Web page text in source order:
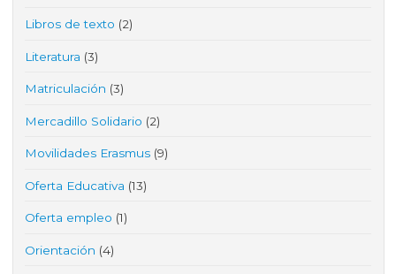
Libros de texto (2)
Literatura (3)
Matriculación (3)
Mercadillo Solidario (2)
Movilidades Erasmus (9)
Oferta Educativa (13)
Oferta empleo (1)
Orientación (4)